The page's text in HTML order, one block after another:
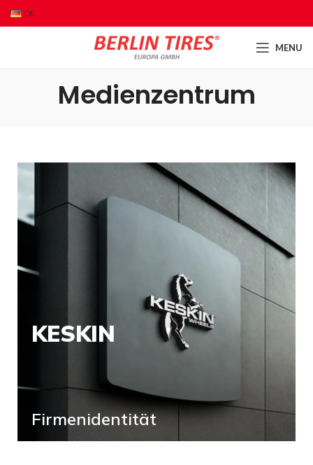
DE
MENU
Medienzentrum
Firmenidentität
KESKIN